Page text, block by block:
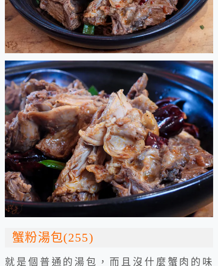
蟹粉湯包(255)
就是個普通的湯包，而且沒什麼蟹肉的味